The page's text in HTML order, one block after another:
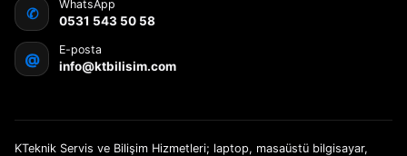
✆
WhatsApp
0531 543 50 58
@
E-posta
info@ktbilisim.com
KTeknik Servis ve Bilişim Hizmetleri; laptop, masaüstü bilgisayar,